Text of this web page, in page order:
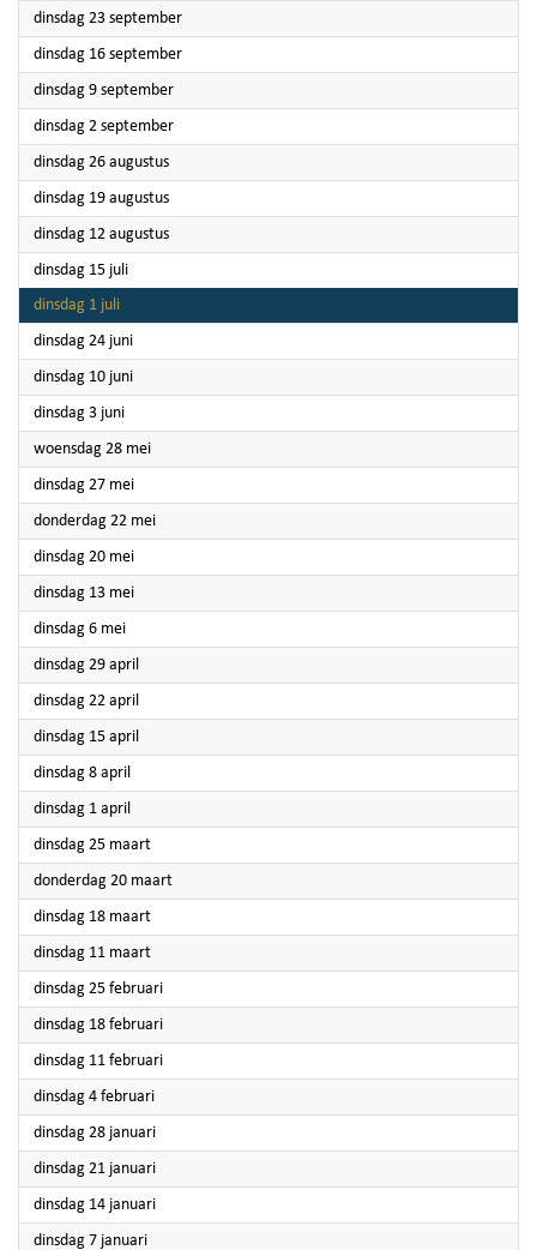
dinsdag 23 september2025
dinsdag 16 september2025
dinsdag 9 september2025
dinsdag 2 september2025
dinsdag 26 augustus2025
dinsdag 19 augustus2025
dinsdag 12 augustus2025
dinsdag 15 juli2025
dinsdag 1 juli2025
dinsdag 24 juni2025
dinsdag 10 juni2025
dinsdag 3 juni2025
woensdag 28 mei2025
dinsdag 27 mei2025
donderdag 22 mei2025
dinsdag 20 mei2025
dinsdag 13 mei2025
dinsdag 6 mei2025
dinsdag 29 april
dinsdag 22 april
dinsdag 15 april
dinsdag 8 april
dinsdag 1 april
dinsdag 25 maart2025
donderdag 20 maart2025
dinsdag 18 maart2025
dinsdag 11 maart2025
dinsdag 25 februari2025
dinsdag 18 februari2025
dinsdag 11 februari2025
dinsdag 4 februari2025
dinsdag 28 januari2025
dinsdag 21 januari2025
dinsdag 14 januari2025
dinsdag 7 januari2025